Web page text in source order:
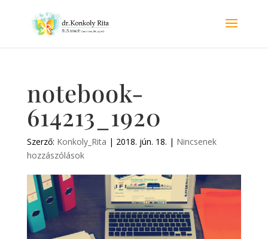
notebook-
614213_1920
Szerző: Konkoly_Rita | 2018. jún. 18. | Nincsenek
hozzászólások